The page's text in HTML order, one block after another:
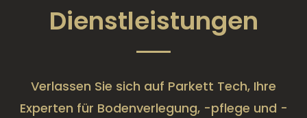
Dienstleistungen
Verlassen Sie sich auf Parkett Tech, Ihre
Experten für Bodenverlegung, -pflege und -